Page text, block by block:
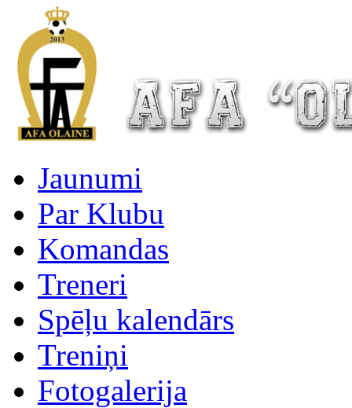
Jaunumi
Par Klubu
Komandas
Treneri
Spēļu kalendārs
Treniņi
Fotogalerija